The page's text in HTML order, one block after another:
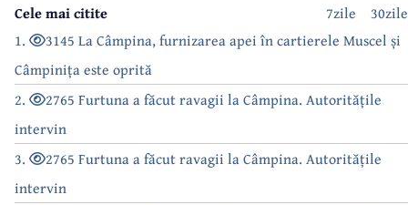
30zile
7zile
Cele mai citite
1.
3145 La Câmpina, furnizarea apei în cartierele Muscel și
Câmpinița este oprită
2.
2765 Furtuna a făcut ravagii la Câmpina. Autoritățile
intervin
3.
2765 Furtuna a făcut ravagii la Câmpina. Autoritățile
intervin